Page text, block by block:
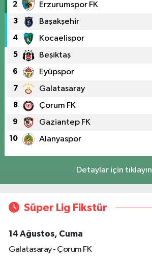
2 Erzurumspor FK
3 Başakşehir
4 Kocaelispor
5 Beşiktaş
6 Eyüpspor
7 Galatasaray
8 Çorum FK
9 Gaziantep FK
10 Alanyaspor
Detaylar için tıklayın
Süper Lig Fikstür
14 Ağustos, Cuma
Galatasaray - Çorum FK